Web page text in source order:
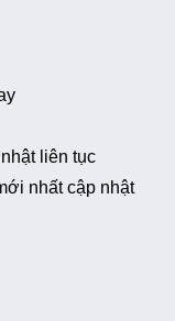
liên tục
nhất cập nhật